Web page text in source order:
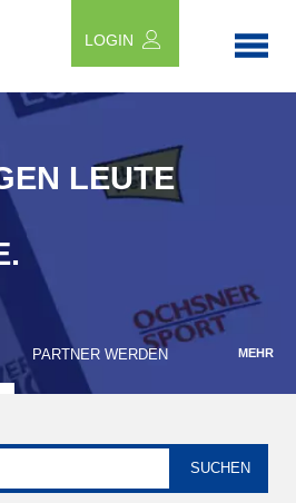
LOGIN
LEUTE
PARTNER WERDEN MEHR